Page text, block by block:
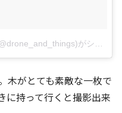
木がとても素敵な一枚で
に持って行くと撮影出来